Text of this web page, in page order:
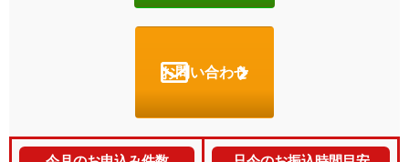
お問い合わせ